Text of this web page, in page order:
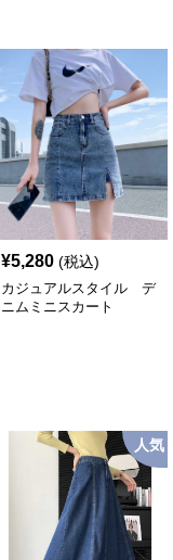
¥5,280 (税込)
カジュアルスタイル デ
ニムミニスカート
人気